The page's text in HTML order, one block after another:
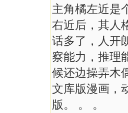
主角橘左近是
右近后，其人
话多了，人开
察能力，推理
候还边操弄木
文库版漫画，
版。 。 。